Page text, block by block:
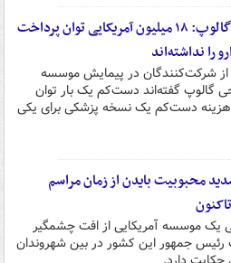
موسسه گالوپ: ۱۸ میلیون آمریکایی توان پرداخت
را نداشته‌اند
از شرکت‌کنندگان در پیمایش موسسه
گالوپ گفته‌اند دست‌کم یک بار توان
دست‌کم یک نسخه پزشکی برای یکی
محبوبیت بایدن از زمان مراسم
یک موسسه آمریکایی از افت چشمگیر
رئیس جمهور این کشور در بین شهروندان